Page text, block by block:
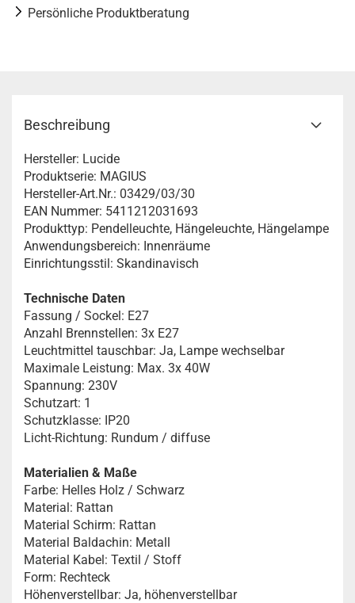
Persönliche Produktberatung
Beschreibung
Hersteller: Lucide
Produktserie: MAGIUS
Hersteller-Art.Nr.: 03429/03/30
EAN Nummer: 5411212031693
Produkttyp: Pendelleuchte, Hängeleuchte, Hängelampe
Anwendungsbereich: Innenräume
Einrichtungsstil: Skandinavisch
Technische Daten
Fassung / Sockel: E27
Anzahl Brennstellen: 3x E27
Leuchtmittel tauschbar: Ja, Lampe wechselbar
Maximale Leistung: Max. 3x 40W
Spannung: 230V
Schutzart: 1
Schutzklasse: IP20
Licht-Richtung: Rundum / diffuse
Materialien & Maße
Farbe: Helles Holz / Schwarz
Material: Rattan
Material Schirm: Rattan
Material Baldachin: Metall
Material Kabel: Textil / Stoff
Form: Rechteck
Höhenverstellbar: Ja, höhenverstellbar